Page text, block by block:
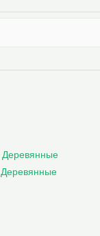
Деревянные
Деревянные